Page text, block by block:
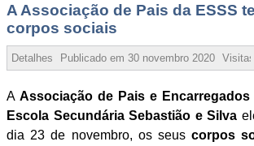
A Associação de Pais da ESSS
corpos sociais
Detalhes Publicado em 30 novembro 2020
A Associação de Pais e
Escola Secundária Sebastião e Silva
dia 23 de novembro, os seuscorpos